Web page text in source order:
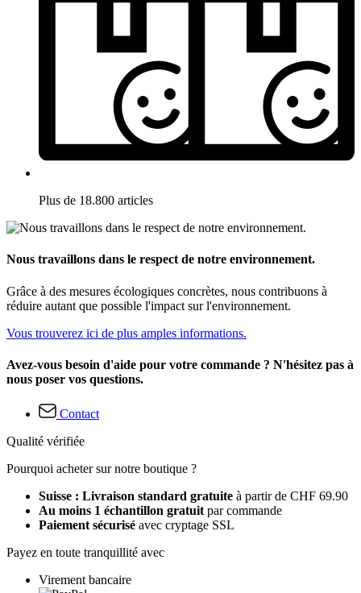
Plus de 18.800 articles
Nous travaillons dans le respect de notre environnement.
Grâce à des mesures écologiques concrètes, nous contribuons à
réduire autant que possible l'impact sur l'environnement.
Vous trouverez ici de plus amples informations.
Avez-vous besoin d'aide pour votre commande ? N'hésitez pas à
nous poser vos questions.
Contact
Qualité vérifiée
Pourquoi acheter sur notre boutique ?
Suisse : Livraison standard gratuite à partir de CHF 69.90
Au moins 1 échantillon gratuit par commande
Paiement sécurisé avec cryptage SSL
Payez en toute tranquillité avec
Virement bancaire